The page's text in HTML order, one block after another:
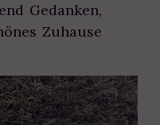
Gedanken,
Zuhause